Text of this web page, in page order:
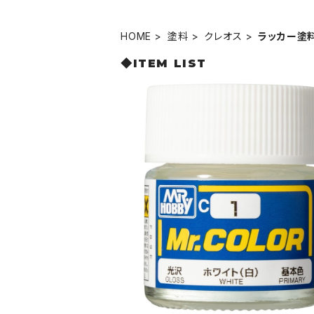
HOME 塗料 クレオス ラッカー塗
◆ITEM LIST